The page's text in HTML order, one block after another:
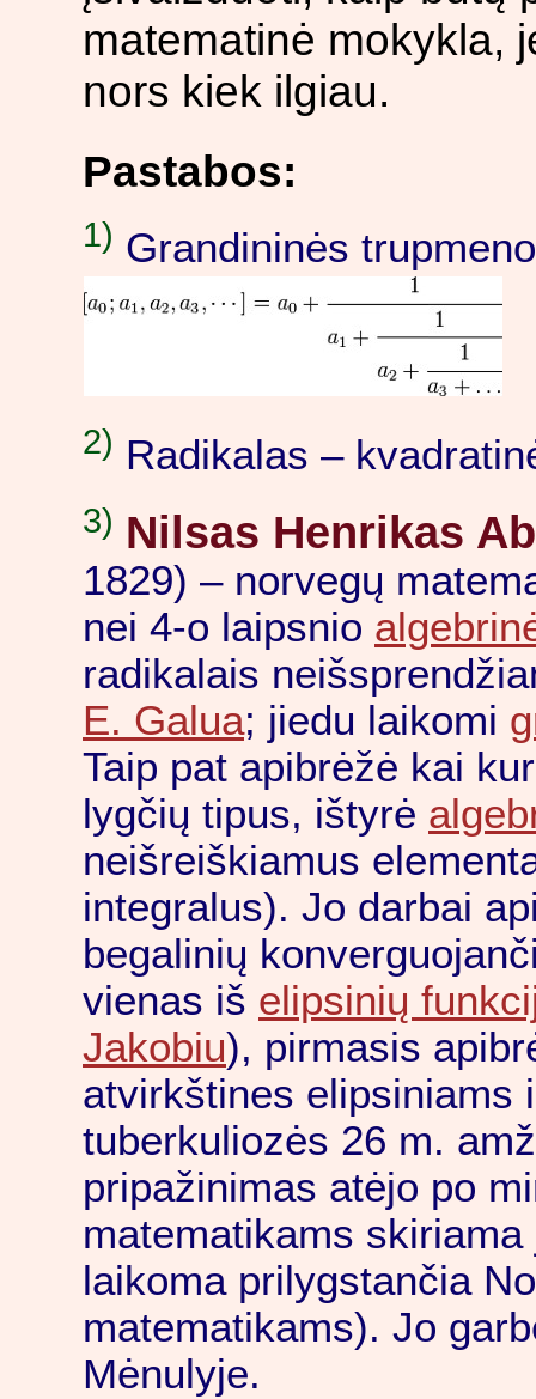
matematinė mokykla,
nors kiek ilgiau.
Pastabos:
1) Grandininės
2) Radikalas –
3) Nilsas Henrikas
1829) – norvegų
nei 4-o laipsnio
radikalais
E. Galua; jiedu laikomi
Taip pat apibrėžė kai
lygčių tipus, ištyrė
neišreiškiamus
integralus). Jo darbai
begalinių
vienas iš elipsinių
Jakobiu), pirmasis
atvirkštines elipsiniams
tuberkuliozės 26 m.
pripažinimas atėjo po
matematikams
laikoma prilygstančia
matematikams). Jo
Mėnulyje.